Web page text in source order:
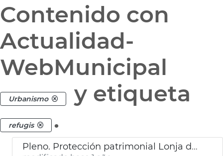
Contenido con
Actualidad-
WebMunicipal
Urbanismo y etiqueta
refugis .
Pleno. Protección patrimonial Lonja de Feria València y refugios antiaéreos de València